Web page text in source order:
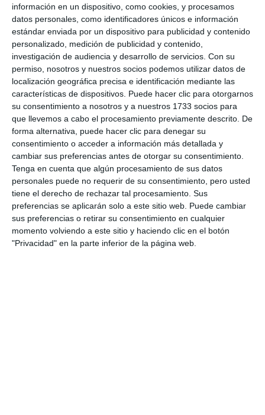
información en un dispositivo, como cookies, y procesamos
datos personales, como identificadores únicos e información
estándar enviada por un dispositivo para publicidad y contenido
personalizado, medición de publicidad y contenido,
investigación de audiencia y desarrollo de servicios. Con su
permiso, nosotros y nuestros socios podemos utilizar datos de
localización geográfica precisa e identificación mediante las
características de dispositivos. Puede hacer clic para otorgarnos
su consentimiento a nosotros y a nuestros 1733 socios para
que llevemos a cabo el procesamiento previamente descrito. De
forma alternativa, puede hacer clic para denegar su
consentimiento o acceder a información más detallada y
cambiar sus preferencias antes de otorgar su consentimiento.
Tenga en cuenta que algún procesamiento de sus datos
personales puede no requerir de su consentimiento, pero usted
tiene el derecho de rechazar tal procesamiento. Sus
preferencias se aplicarán solo a este sitio web. Puede cambiar
sus preferencias o retirar su consentimiento en cualquier
momento volviendo a este sitio y haciendo clic en el botón
"Privacidad" en la parte inferior de la página web.